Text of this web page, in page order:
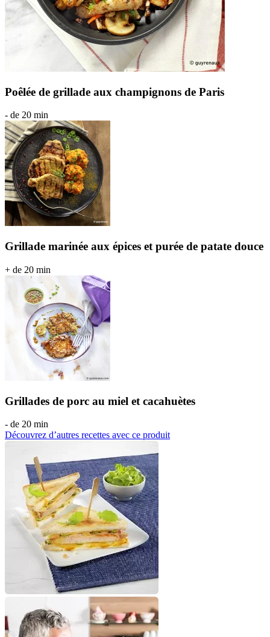
Poêlée de grillade aux champignons de Paris
- de 20 min
Grillade marinée aux épices et purée de patate douce
+ de 20 min
Grillades de porc au miel et cacahuètes
- de 20 min
Découvrez d’autres recettes avec ce produit